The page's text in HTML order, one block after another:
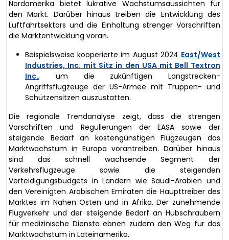
Nordamerika bietet lukrative Wachstumsaussichten für
den Markt. Darüber hinaus treiben die Entwicklung des
Luftfahrtsektors und die Einhaltung strenger Vorschriften
die Marktentwicklung voran.
Beispielsweise kooperierte im August 2024 East/West
Industries, Inc. mit Sitz in den USA mit Bell Textron
Inc., um die zukünftigen Langstrecken-
Angriffsflugzeuge der US-Armee mit Truppen- und
Schützensitzen auszustatten.
Die regionale Trendanalyse zeigt, dass die strengen
Vorschriften und Regulierungen der EASA sowie der
steigende Bedarf an kostengünstigen Flugzeugen das
Marktwachstum in Europa vorantreiben. Darüber hinaus
sind das schnell wachsende Segment der
Verkehrsflugzeuge sowie die steigenden
Verteidigungsbudgets in Ländern wie Saudi-Arabien und
den Vereinigten Arabischen Emiraten die Haupttreiber des
Marktes im Nahen Osten und in Afrika. Der zunehmende
Flugverkehr und der steigende Bedarf an Hubschraubern
für medizinische Dienste ebnen zudem den Weg für das
Marktwachstum in Lateinamerika.